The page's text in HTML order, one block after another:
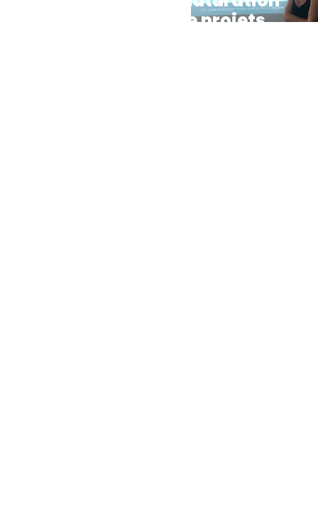
de projets